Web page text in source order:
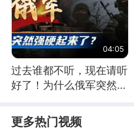
04:05
过去谁都不听，现在请听
好了！为什么俄军突然强
更多热门视频